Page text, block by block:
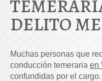
DELITO
Muchas personas que
conducción temeraria en
confundidas por el